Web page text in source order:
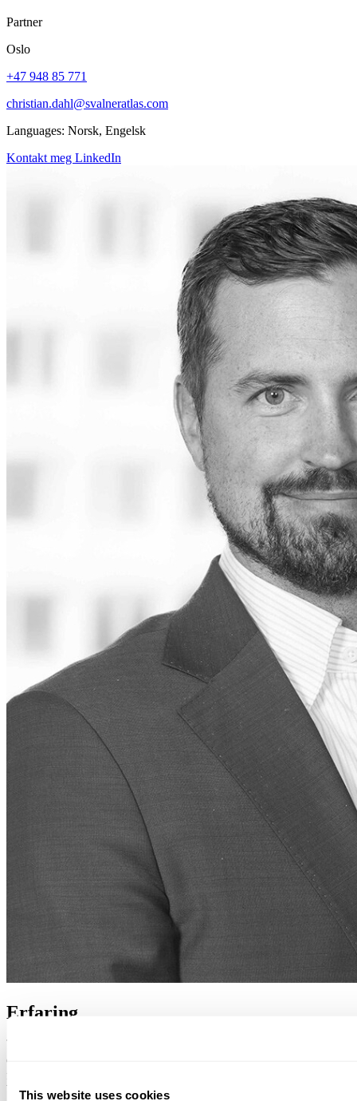
This website uses cookies
Partner
Oslo
+47 948 85 771
christian.dahl@svalneratlas.com
Languages: Norsk, Engelsk
Kontakt meg LinkedIn
Erfaring
Christian er Partner innen transaksjon og strategi med spesialisering i
finansiell due diligence, verdivurdering og strategiske
beslutningsprosesser.